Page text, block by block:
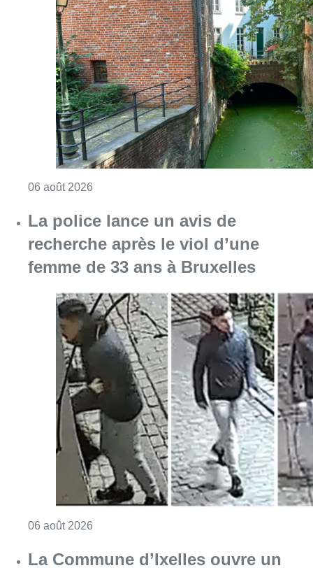
La police lance un avis de
recherche après le viol d’une
femme de 33 ans à Bruxelles
06 août 2026 Consulter l'article "La police lance un avis
La Commune d’Ixelles ouvre un
registre de condoléances en
mémoire de Jaswinder Singh,
commerçant tué lors d’un
braquage